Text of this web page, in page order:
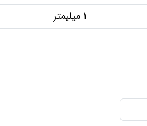
1 میلیمتر